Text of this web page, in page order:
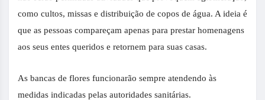
como cultos, missas e distribuição de copos de água. A ideia é
que as pessoas compareçam apenas para prestar homenagens
aos seus entes queridos e retornem para suas casas.
As bancas de flores funcionarão sempre atendendo às
medidas indicadas pelas autoridades sanitárias.